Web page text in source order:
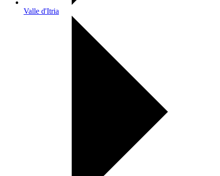
Valle d'Itria